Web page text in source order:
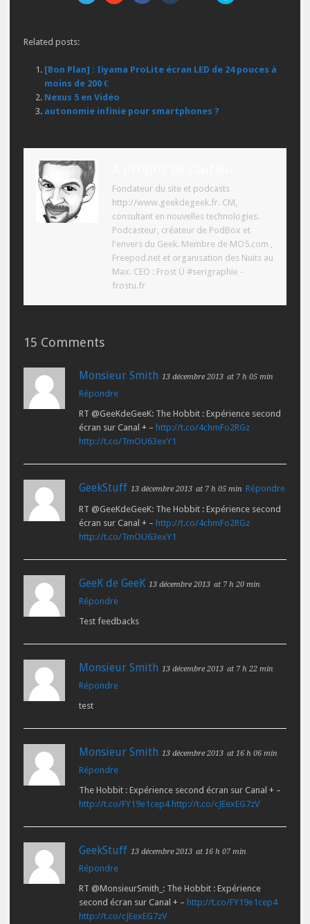
Related posts:
[Bon Plan] : Iiyama ProLite écran LED de 24 pouces à
moins de 200 €
Nexus 5 en Vidéo
autonomie infinie pour smartphones ?
Fondateur du site et podcasts
http://www.geekdegeek.fr. CM,
consultant en nouvelles technologies.
Podcasteur, créateur de PodBox et
l'envers du Geek. Membre de MO5.com ,
Freepod.net et organisation des Nuits au
Max. CEO : Frost Ü #serigraphie -
frostu.fr
15 Comments
Monsieur Smith 13 décembre 2013 at 7 h 05 min
Répondre
RT @GeeKdeGeeK: The Hobbit : Expérience second
écran sur Canal + – http://t.co/4chmFo2RGz
http://t.co/TmOU63exY1
GeekStuff 13 décembre 2013 at 7 h 05 min Répondre
RT @GeeKdeGeeK: The Hobbit : Expérience second
écran sur Canal + – http://t.co/4chmFo2RGz
http://t.co/TmOU63exY1
GeeK de GeeK 13 décembre 2013 at 7 h 20 min
Répondre
Test feedbacks
Monsieur Smith 13 décembre 2013 at 7 h 22 min
Répondre
test
Monsieur Smith 13 décembre 2013 at 16 h 06 min
Répondre
The Hobbit : Expérience second écran sur Canal + –
http://t.co/FY19e1cep4 http://t.co/cJEexEG7zV
GeekStuff 13 décembre 2013 at 16 h 07 min
Répondre
RT @MonsieurSmith_: The Hobbit : Expérience
second écran sur Canal + – http://t.co/FY19e1cep4
http://t.co/cJEexEG7zV